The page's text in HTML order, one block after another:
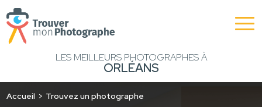
LES MEILLEURS PHOTOGRAPHES À
ORLÉANS
Accueil Trouvez un photographe